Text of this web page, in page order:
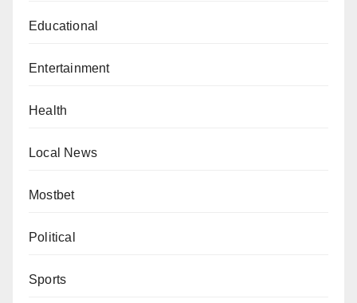
Educational
Entertainment
Health
Local News
Mostbet
Political
Sports